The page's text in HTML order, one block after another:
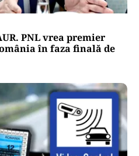
PNL vrea premier
în faza finală de